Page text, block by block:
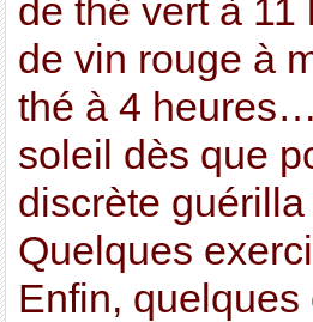
de thé vert à
de vin rouge à
thé à 4
soleil dès que
discrète
Quelques
Enfin,